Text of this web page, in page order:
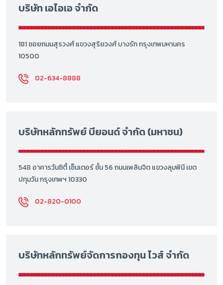
บริษัท เอไอเอ จำกัด
181 ซอยถนนสุรวงศ์ แขวงสุริยวงศ์ บางรัก กรุงเทพมหานคร
10500
02-634-8888
บริษัทหลักทรัพย์ บียอนด์ จำกัด (มหาชน)
548 อาคารวันซิตี้ เซ็นเตอร์ ชั้น 56 ถนนเพลินจิต แขวงลุมพินี เขต
ปทุมวัน กรุงเทพฯ 10330
02-820-0100
บริษัทหลักทรัพย์จัดการกองทุน ไวส์ จำกัด